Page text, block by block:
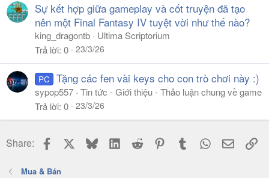
Sự kết hợp giữa gameplay và cốt truyện đã tạo
nên một Final Fantasy IV tuyệt vời như thế nào?
king_dragontb
Ultima Scriptorium
Trả lời 0 23/3/26
PC Tặng các fen vài keys cho con trò chơi này :)
sypop557 Tin tức - Giới thiệu - Thảo luận chung về game
Trả lời 0 23/3/26
Share: Facebook BlueskyLinkedIn
Reddit PinterestTumblr WhatsApp
Email
Mua & Bán